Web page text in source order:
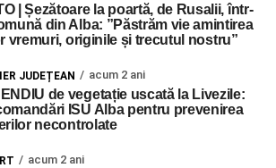
| Șezătoare la poartă, de Rusalii, într-
din Alba: ”Păstrăm vie amintirea
vremuri, originile și trecutul nostru”
JUDEȚEAN acum 2 ani
de vegetație uscată la Livezile:
ISU Alba pentru prevenirea
necontrolate
acum 2 ani